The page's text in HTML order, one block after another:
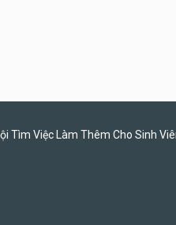
Tìm Việc Làm Thêm Cho Sinh